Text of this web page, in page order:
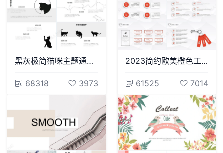
黑灰极简猫咪主题通用PPT模板
68318 3973
2023简约欧美橙色工作展示工作汇报PPT模板
61525 7014